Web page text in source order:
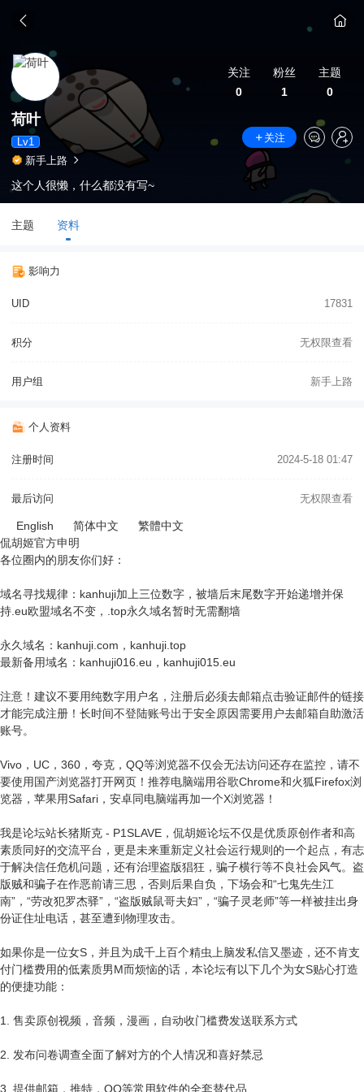
关注
0
粉丝
1
主题
0
荷叶
Lv1
关注
新手上路
这个人很懒，什么都没有写~
主题 资料
影响力
UID 17831
积分 无权限查看
用户组 新手上路
个人资料
注册时间 2024-5-18 01:47
最后访问 无权限查看
English 简体中文
繁體中文
侃胡姬官方申明
各位圈内的朋友你们好：
域名寻找规律：kanhuji加上三位数字，被墙后末尾数字开始递增并保
持.eu欧盟域名不变，.top永久域名暂时无需翻墙
永久域名：kanhuji.com，kanhuji.top
最新备用域名：kanhuji016.eu，kanhuji015.eu
注意！建议不要用纯数字用户名，注册后必须去邮箱点击验证邮件的链接
才能完成注册！长时间不登陆账号出于安全原因需要用户去邮箱自助激活
账号。
Vivo，UC，360，夸克，QQ等浏览器不仅会无法访问还存在监控，请不
要使用国产浏览器打开网页！推荐电脑端用谷歌Chrome和火狐Firefox浏
览器，苹果用Safari，安卓同电脑端再加一个X浏览器！
我是论坛站长猪斯克 - P1SLAVE，侃胡姬论坛不仅是优质原创作者和高
素质同好的交流平台，更是未来重新定义社会运行规则的一个起点，有志
于解决信任危机问题，还有治理盗版猖狂，骗子横行等不良社会风气。盗
版贼和骗子在作恶前请三思，否则后果自负，下场会和“七鬼先生江
南”，“劳改犯罗杰驿”，“盗版贼鼠哥夫妇”，“骗子灵老师”等一样被挂出身
份证住址电话，甚至遭到物理攻击。
如果你是一位女S，并且为成千上百个精虫上脑发私信又墨迹，还不肯支
付门槛费用的低素质男M而烦恼的话，本论坛有以下几个为女S贴心打造
的便捷功能：
1. 售卖原创视频，音频，漫画，自动收门槛费发送联系方式
2. 发布问卷调查全面了解对方的个人情况和喜好禁忌
3. 提供邮箱，推特，QQ等常用软件的全套替代品